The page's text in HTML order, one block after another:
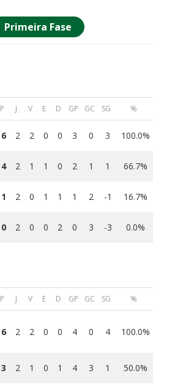
Primeira Fase
P J V E D GP GC SG %
6 2 2 0 0 3 0 3 100.0%
4 2 1 1 0 2 1 1 66.7%
1 2 0 1 1 1 2 -1 16.7%
0 2 0 0 2 0 3 -3 0.0%
P J V E D GP GC SG %
6 2 2 0 0 4 0 4 100.0%
3 2 1 0 1 4 3 1 50.0%